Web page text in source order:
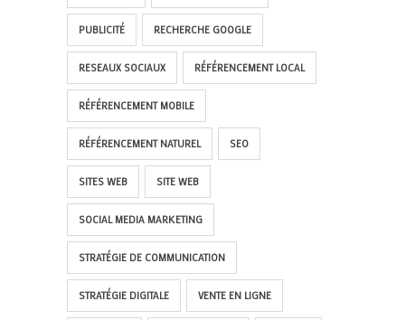
PUBLICITÉ RECHERCHE GOOGLE
RESEAUX SOCIAUX RÉFÉRENCEMENT LOCAL
RÉFÉRENCEMENT MOBILE
RÉFÉRENCEMENT NATUREL SEO
SITES WEB SITE WEB
SOCIAL MEDIA MARKETING
STRATÉGIE DE COMMUNICATION
STRATÉGIE DIGITALE VENTE EN LIGNE